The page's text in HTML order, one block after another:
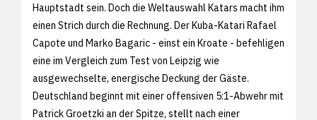
Hauptstadt sein. Doch die Weltauswahl Katars macht ihm
einen Strich durch die Rechnung. Der Kuba-Katari Rafael
Capote und Marko Bagaric - einst ein Kroate - befehligen
eine im Vergleich zum Test von Leipzig wie
ausgewechselte, energische Deckung der Gäste.
Deutschland beginnt mit einer offensiven 5:1-Abwehr mit
Patrick Groetzki an der Spitze, stellt nach einer